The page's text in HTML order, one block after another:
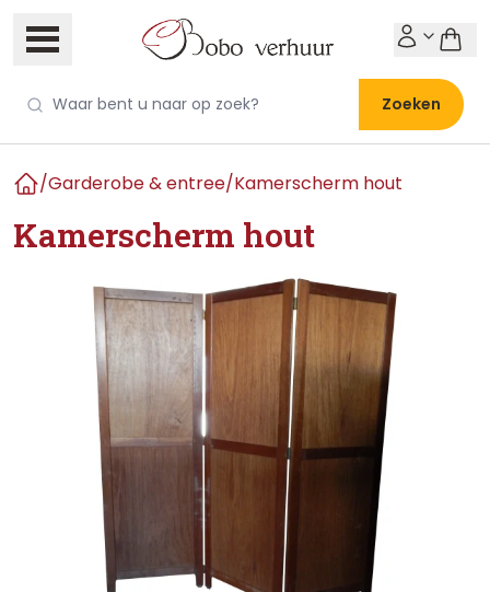
Zoeken
/Garderobe & entree/Kamerscherm hout
Kamerscherm hout